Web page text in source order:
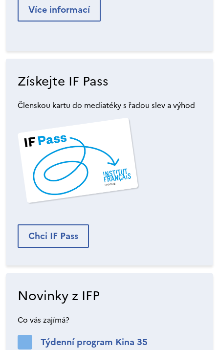
Více informací
Získejte IF Pass
Členskou kartu do mediatéky s řadou slev a výhod
Chci IF Pass
Novinky z IFP
Co vás zajímá?
Týdenní program Kina 35